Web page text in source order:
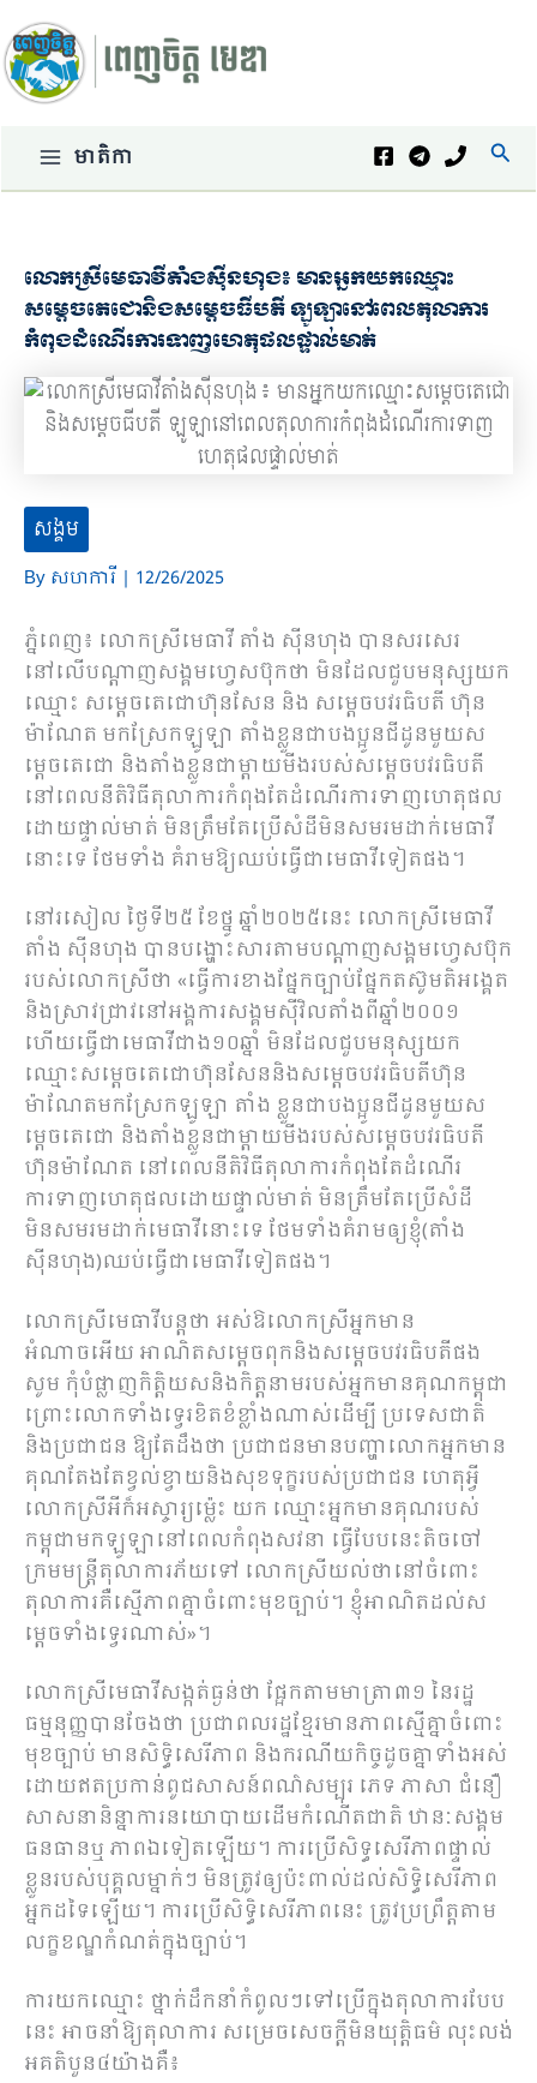
to
content
Mainមាតិកា
លោកស្រីមេធាវីតាំងស៊ីនហុង៖ មានអ្នកយកឈ្មោះ
សម្ដេចតេជោនិងសម្ដេចធីបតី ឡូឡានៅពេលតុលាការ
កំពុងដំណើរការទាញហេតុផលផ្ទាល់មាត់
សង្គម
By សហការី | 12/26/2025
ភ្នំពេញ៖ លោកស្រីមេធាវី តាំង ស៊ីនហុង បានសរសេរ
នៅលើបណ្ដាញសង្គមហ្វេសប៊ុកថា មិនដែលជួបមនុស្សយក
ឈ្មោះ សម្តេចតេជោហ៊ុនសែន និង សម្តេចបវរធិបតី ហ៊ុន
ម៉ាណែត មកស្រែកឡូឡា តាំងខ្លួនជាបងប្អូនជីដូនមួយស
ម្តេចតេជោ និងតាំងខ្លួនជាម្តាយមីងរបស់សម្តេចបវរធិបតី
នៅពេលនីតិវិធីតុលាការកំពុងតែដំណើរការទាញហេតុផល
ដោយផ្ទាល់មាត់ មិនត្រឹមតែប្រើសំដីមិនសមរមដាក់មេធាវី
នោះទេ ថែមទាំង គំរាមឱ្យឈប់ធ្វើជាមេធាវីទៀតផង។
នៅរសៀល ថ្ងៃទី២៥ ខែថ្នូ ឆ្នាំ២០២៥នេះ លោកស្រីមេធាវី
តាំង ស៊ីនហុង បានបង្ហោះសារតាមបណ្តាញសង្គមហ្វេសប៊ុក
របស់លោកស្រីថា «ធ្វើការខាងផ្នែកច្បាប់ផ្នែកតស៊ូមតិអង្គេត
និងស្រាវជ្រាវនៅអង្គការសង្គមសុីវិលតាំងពីឆ្នាំ២០០១
ហើយធ្វើជាមេធាវីជាង១០ឆ្នាំ មិនដែលជួបមនុស្សយក
ឈ្មោះសម្តេចតេជោហ៊ុនសែននិងសម្តេចបវរធិបតីហ៊ុន
ម៉ាណែតមកស្រែកឡូឡា តាំង ខ្លួនជាបងប្អូនជីដូនមួយស
ម្តេចតេជោ និងតាំងខ្លួនជាម្តាយមីងរបស់សម្តេចបវរធិបតី
ហ៊ុនម៉ាណែត នៅពេលនីតិវិធីតុលាការកំពុងតែដំណើរ
ការទាញហេតុផលដោយផ្ទាល់មាត់ មិនត្រឹមតែប្រើសំដី
មិនសមរមដាក់មេធាវីនោះទេ ថែមទាំងគំរាមឲ្យខ្ញុំ(តាំង
ស៊ីនហុង)ឈប់ធ្វើជាមេធាវីទៀតផង។
លោកស្រីមេធាវីបន្តថា អស់ឱលោកស្រីអ្នកមាន
អំណាចអើយ អាណិតសម្តេចពុកនិងសម្តេចបវរធិបតីផង
សូម កុំបំផ្លាញកិត្តិយសនិងកិត្តនាមរបស់អ្នកមានគុណកម្ពុជា
ព្រោះលោកទាំងទ្វេរខិតខំខ្លាំងណាស់ដើម្បី ប្រទេសជាតិ
និងប្រជាជន ឱ្យតែដឹងថា ប្រជាជនមានបញ្ហាលោកអ្នកមាន
គុណតែងតែខ្វល់ខ្វាយនិងសុខទុក្ខរបស់ប្រជាជន ហេតុអ្វី
លោកស្រីអីក៏អស្ចារ្យម្ល៉េះ យក ឈ្មោះអ្នកមានគុណរបស់
កម្ពុជាមកឡូឡានៅពេលកំពុងសវនា ធ្វើបែបនេះតិចចៅ
ក្រមមន្ត្រីតុលាការភ័យទៅ លោកស្រីយល់ថានៅចំពោះ
តុលាការគឺស្មើភាពគ្នាចំពោះមុខច្បាប់។ ខ្ញុំអាណិតដល់ស
ម្តេចទាំងទ្វេរណាស់»។
លោកស្រីមេធាវីសង្កត់ធ្ងន់ថា ផ្អែកតាមមាត្រា៣១ នៃរដ្ឋ
ធម្មនុញ្ញបានចែងថា ប្រជាពលរដ្ឋខ្មែរមានភាពស្មើគ្នាចំពោះ
មុខច្បាប់ មានសិទ្ធិសេរីភាព និងករណីយកិច្ចដូចគ្នាទាំងអស់
ដោយឥតប្រកាន់ពូជសាសន៍ពណ៌សម្បុរ ភេទ ភាសា ជំនឿ
សាសនានិន្នាការនយោបាយដើមកំណើតជាតិ ឋានៈសង្គម
ធនធានឬ ភាពឯទៀតឡើយ។ ការប្រើសិទ្ធសេរីភាពផ្ទាល់
ខ្លួនរបស់បុគ្គលម្នាក់ៗ មិនត្រូវឲ្យប៉ះពាល់ដល់សិទ្ធិសេរីភាព
អ្នកដទៃឡើយ។ ការប្រើសិទ្ធិសេរីភាពនេះ ត្រូវប្រព្រឹត្តតាម
លក្ខខណ្ឌកំណត់ក្នុងច្បាប់។
ការយកឈ្មោះ ថ្នាក់ដឹកនាំកំពូលៗទៅប្រើក្នុងតុលាការបែប
នេះ អាចនាំឱ្យតុលាការ សម្រេចសេចក្តីមិនយុត្តិធម៌ លុះលង់
អគតិបួន៤យ៉ាងគឺ៖